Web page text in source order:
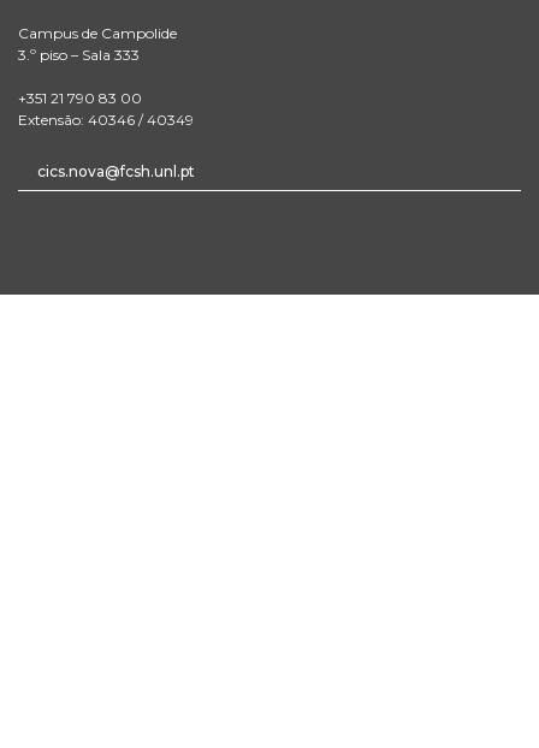
Campus de Campolide
3.º piso – Sala 333
+351 21 790 83 00
Extensão: 40346 / 40349
cics.nova@fcsh.unl.pt